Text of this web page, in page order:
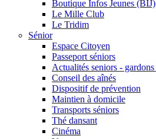
Boutique Infos Jeunes (BIJ)
Le Mille Club
Le Tridim
Sénior
Espace Citoyen
Passeport séniors
Actualités seniors -
Conseil des aînés
Dispositif de prévention
Maintien à domicile
Transports séniors
Thé dansant
Cinéma